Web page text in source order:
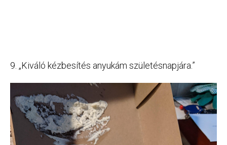
9. „Kiváló kézbesítés anyukám születésnapjára.”